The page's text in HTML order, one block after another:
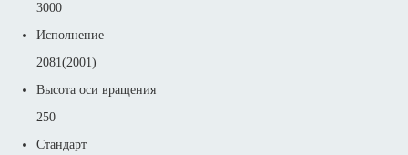
3000
Исполнение
2081(2001)
Высота оси вращения
250
Стандарт